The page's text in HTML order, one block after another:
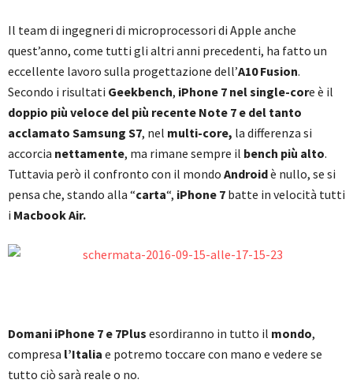
Il team di ingegneri di microprocessori di Apple anche
quest’anno, come tutti gli altri anni precedenti, ha fatto un
eccellente lavoro sulla progettazione dell’A10 Fusion.
Secondo i risultati Geekbench, iPhone 7 nel single-core è il
doppio più veloce del più recente Note 7 e del tanto
acclamato Samsung S7, nel multi-core, la differenza si
accorcia nettamente, ma rimane sempre il bench più alto.
Tuttavia però il confronto con il mondo Androidè nullo, se si
pensa che, stando alla “carta“, iPhone 7 batte in velocità tutti
i Macbook Air.
Domani iPhone 7 e 7Plus esordiranno in tutto il mondo,
compresa l’Italia e potremo toccare con mano e vedere se
tutto ciò sarà reale o no.